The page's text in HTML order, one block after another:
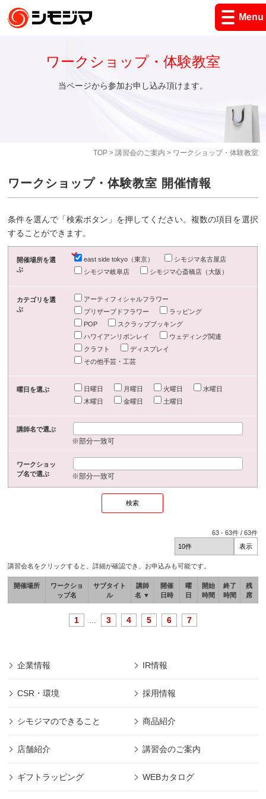
Menu
TOP> 講習会のご案内 > ワークショップ・体験教室
ワークショップ・体験教室
当ページから参加お申し込み頂けます。
ワークショップ・体験教室 開催情報
条件を選んで「検索ボタン」を押してください。複数の項目を選択
することができます。
開催場所を選
ぶ
east side tokyo（東京）
シモジマ名古屋店
シモジマ岐阜店
シモジマ心斎橋店（大阪）
カテゴリを選
ぶ
アーティフィシャルフラワー
プリザーブドフラワー
ラッピング
POP
スクラップブッキング
ハワイアンリボンレイ
ウェディング関連
クラフト
ディスプレイ
その他手芸・工芸
曜日を選ぶ 日曜日 月曜日 火曜日
水曜日
木曜日
金曜日 土曜日
講師名で選ぶ
※部分一致可
ワークショッ
プ名で選ぶ
※部分一致可
63 -63件 /63件
講習会名をクリックすると、詳細が確認でき、お申込みも可能です。
開催場所
ワークショ
ップ名
サブタイト
ル
講師
名 ▼
開催
日時
曜
日
開始
時間
終了
時間
残
席
1 3 4 5 6 7
企業情報 IR情報
CSR・環境 採用情報
シモジマのできること 商品紹介
店舗紹介 講習会のご案内
ギフトラッピング WEBカタログ